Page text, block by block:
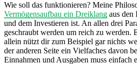
Wie soll das funktionieren? Meine
Vermögensaufbau ein Dreiklang aus den
und dem Investieren ist. An allen drei
geschraubt werden um reich zu werden.
allein nützt dir zum Beispiel gar nichts
der anderen Seite ein Vielfaches davon
Einnahmen und Ausgaben muss einfach